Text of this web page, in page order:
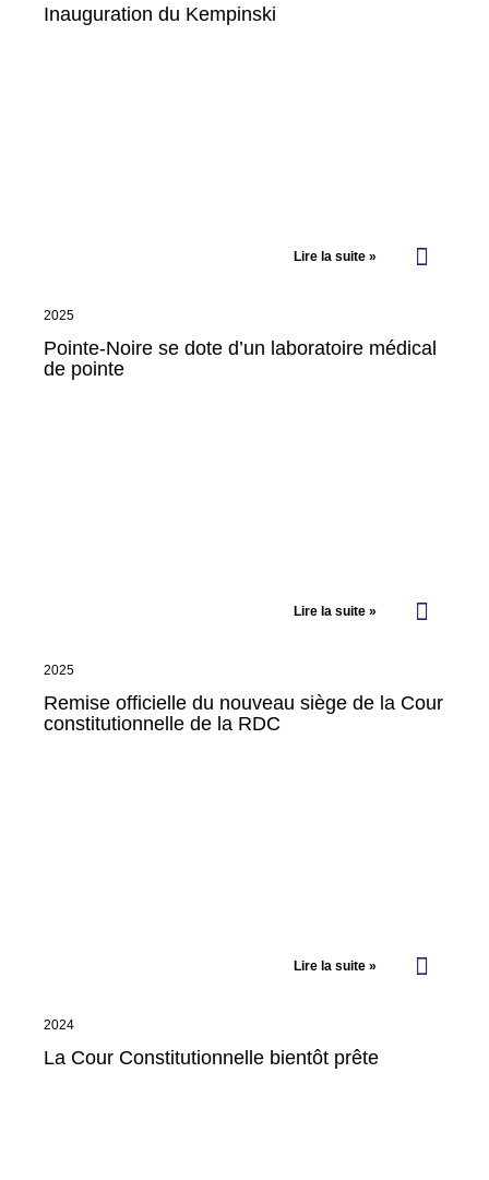
Inauguration du Kempinski
Lire la suite »
2025
Pointe-Noire se dote d’un laboratoire médical
de pointe
Lire la suite »
2025
Remise officielle du nouveau siège de la Cour
constitutionnelle de la RDC
Lire la suite »
2024
La Cour Constitutionnelle bientôt prête